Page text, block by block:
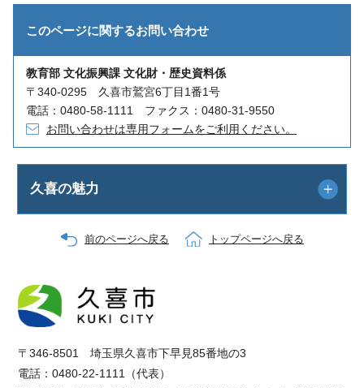
このページに関するお問い合わせ
教育部 文化振興課 文化財・歴史資料係
〒340-0295 久喜市鷲宮6丁目1番1号
電話：0480-58-1111 ファクス：0480-31-9550
お問い合わせは専用フォームをご利用ください。
久喜の魅力
前のページへ戻る トップページへ戻る
〒346-8501 埼玉県久喜市下早見85番地の3
電話：0480-22-1111（代表）